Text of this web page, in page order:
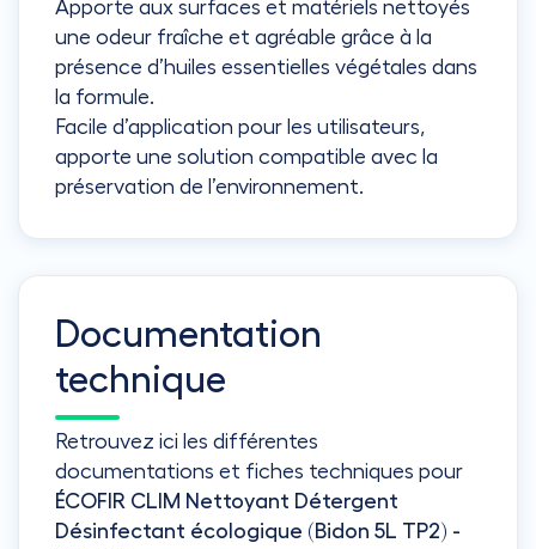
Apporte aux surfaces et matériels nettoyés
une odeur fraîche et agréable grâce à la
présence d’huiles essentielles végétales dans
la formule.
Facile d’application pour les utilisateurs,
apporte une solution compatible avec la
préservation de l’environnement.
Documentation
technique
Retrouvez ici les différentes
documentations et fiches techniques pour
ÉCOFIR CLIM Nettoyant Détergent
Désinfectant écologique (Bidon 5L TP2) -